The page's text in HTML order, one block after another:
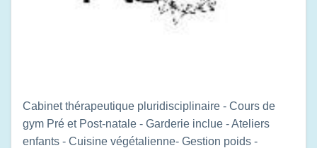
Cabinet thérapeutique pluridisciplinaire - Cours de
gym Pré et Post-natale - Garderie inclue - Ateliers
enfants - Cuisine végétalienne- Gestion poids -